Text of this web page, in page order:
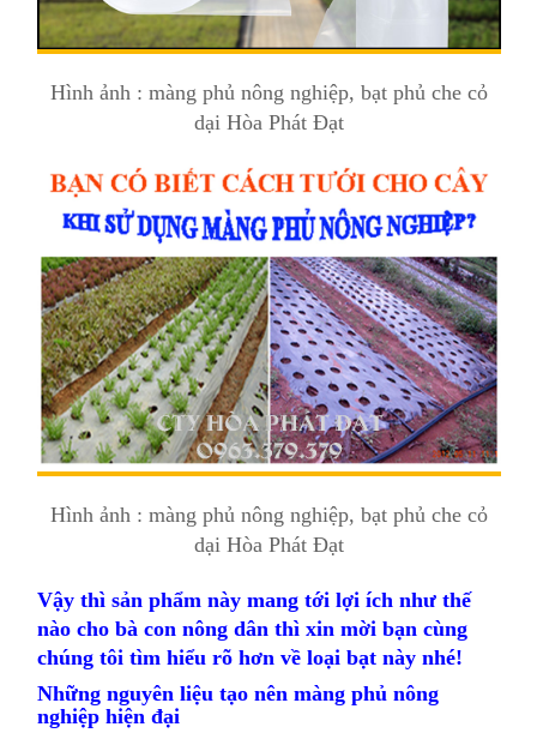
Hình ảnh : màng phủ nông nghiệp, bạt phủ che cỏ
dại Hòa Phát Đạt
Hình ảnh : màng phủ nông nghiệp, bạt phủ che cỏ
dại Hòa Phát Đạt
Vậy thì sản phẩm này mang tới lợi ích như thế
nào cho bà con nông dân thì xin mời bạn cùng
chúng tôi tìm hiểu rõ hơn về loại bạt này nhé!
Những nguyên liệu tạo nên màng phủ nông
nghiệp hiện đại